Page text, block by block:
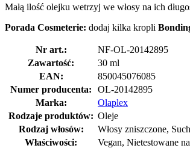
Małą ilość olejku wetrzyj we włosy na ich
Porada Cosmeterie: dodaj kilka kropli
Nr art.:
NF-OL-20142895
Zawartość:
30 ml
EAN:
850045076085
Numer producenta:
OL-20142895
Marka:
Olaplex
Rodzaje produktów: Oleje
Rodzaj włosów:
Włosy zniszczone,
Właściwości:
Vegan, Nietestowane